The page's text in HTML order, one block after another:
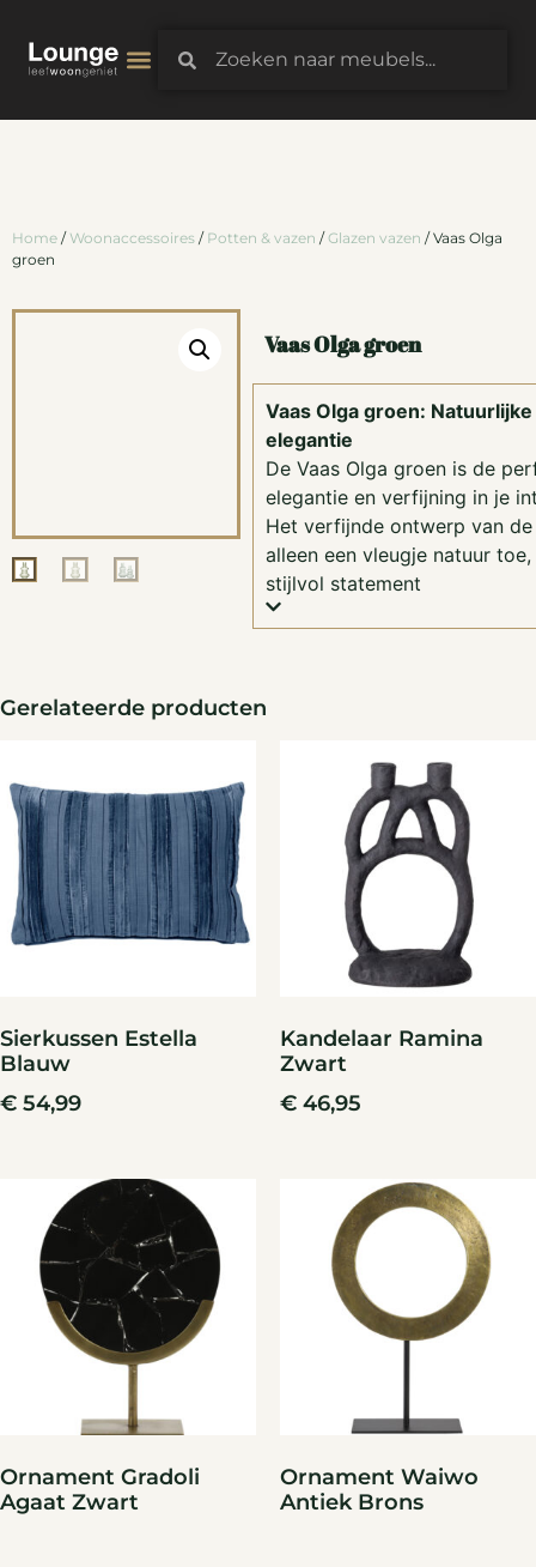
Home / Woonaccessoires / Potten & vazen /Glazen vazen / Vaas Olga
groen
Vaas Olga groen
Vaas Olga groen:
elegantie
De Vaas Olga groen is de
elegantie en verfijning in je
Het verfijnde ontwerp van
alleen een vleugje natuur
stijlvol statement
Gerelateerde producten
Sierkussen Estella
Blauw
€ 54,99
Kandelaar Ramina
Zwart
€ 46,95
Ornament Gradoli
Agaat Zwart
Ornament Waiwo
Antiek Brons